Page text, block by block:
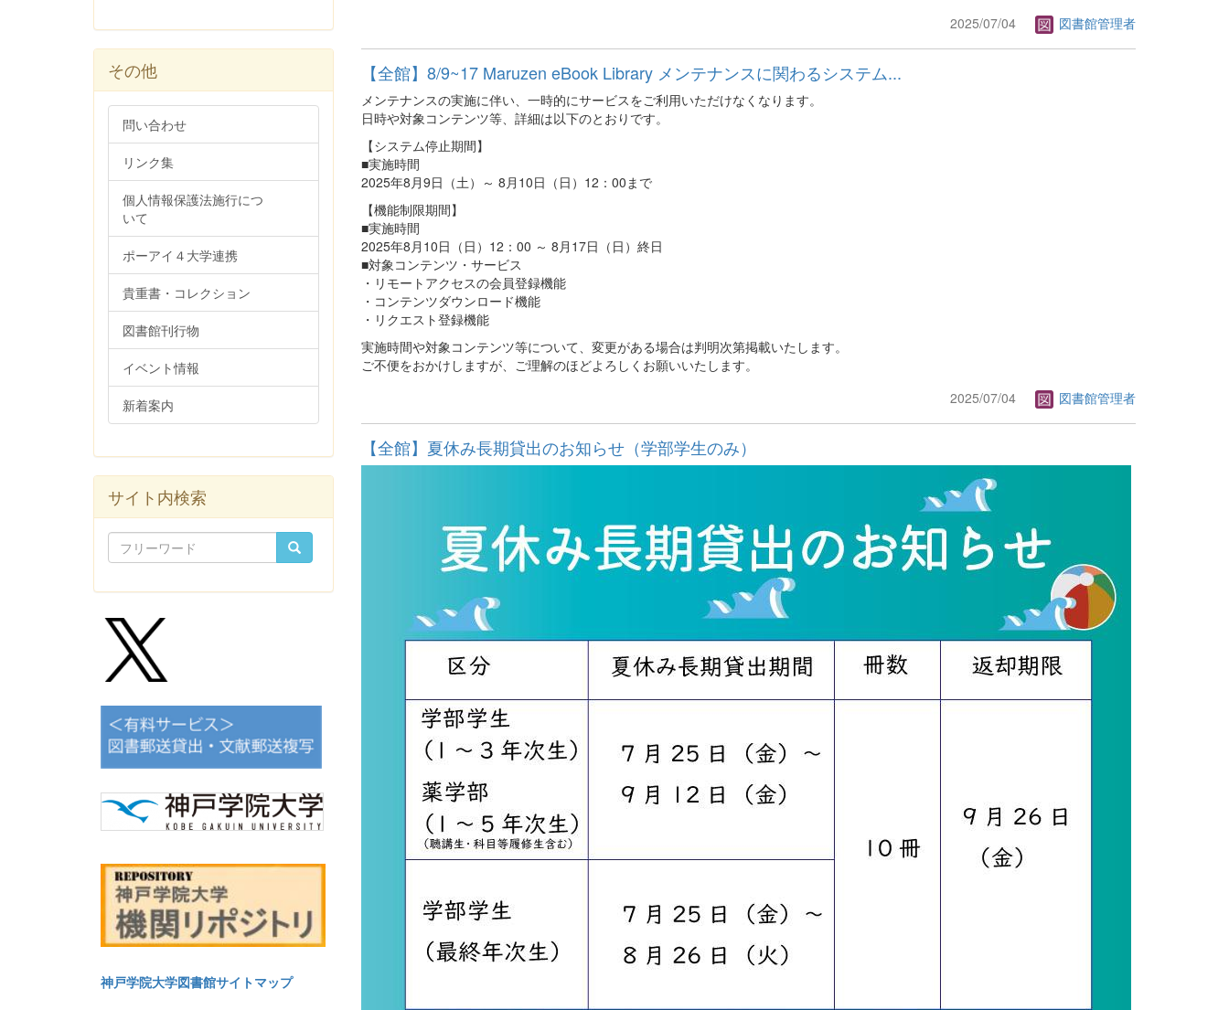
2025/07/04
図書館管理者
【全館】8/9~17 Maruzen eBook Library メンテナンスに関わるシステム...
メンテナンスの実施に伴い、一時的にサービスをご利用いただけなくなります。
日時や対象コンテンツ等、詳細は以下のとおりです。
【システム停止期間】
■実施時間
2025年8月9日（土）～ 8月10日（日）12：00まで
【機能制限期間】
■実施時間
2025年8月10日（日）12：00 ～ 8月17日（日）終日
■対象コンテンツ・サービス
・リモートアクセスの会員登録機能
・コンテンツダウンロード機能
・リクエスト登録機能
実施時間や対象コンテンツ等について、変更がある場合は判明次第掲載いたします。
ご不便をおかけしますが、ご理解のほどよろしくお願いいたします。
2025/07/04
図書館管理者
【全館】夏休み長期貸出のお知らせ（学部学生のみ）
その他
問い合わせ
リンク集
個人情報保護法施行につ
いて
ポーアイ４大学連携
貴重書・コレクション
図書館刊行物
イベント情報
新着案内
サイト内検索
神戸学院大学図書館サイトマップ